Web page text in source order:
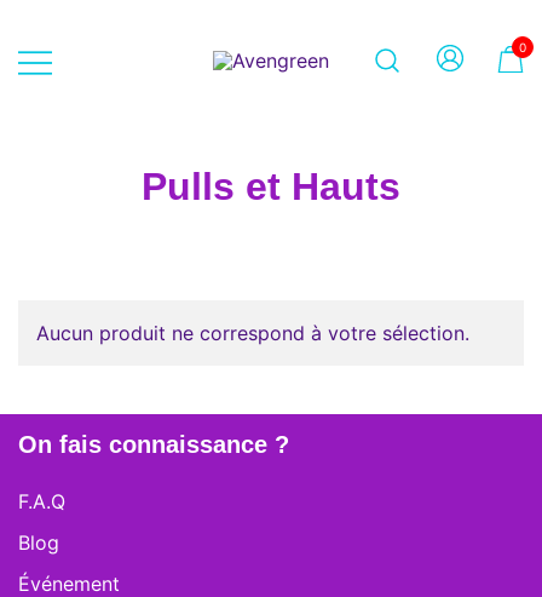
content
0
Pulls et Hauts
Aucun produit ne correspond à votre sélection.
On fais connaissance ?
F.A.Q
Blog
Événement